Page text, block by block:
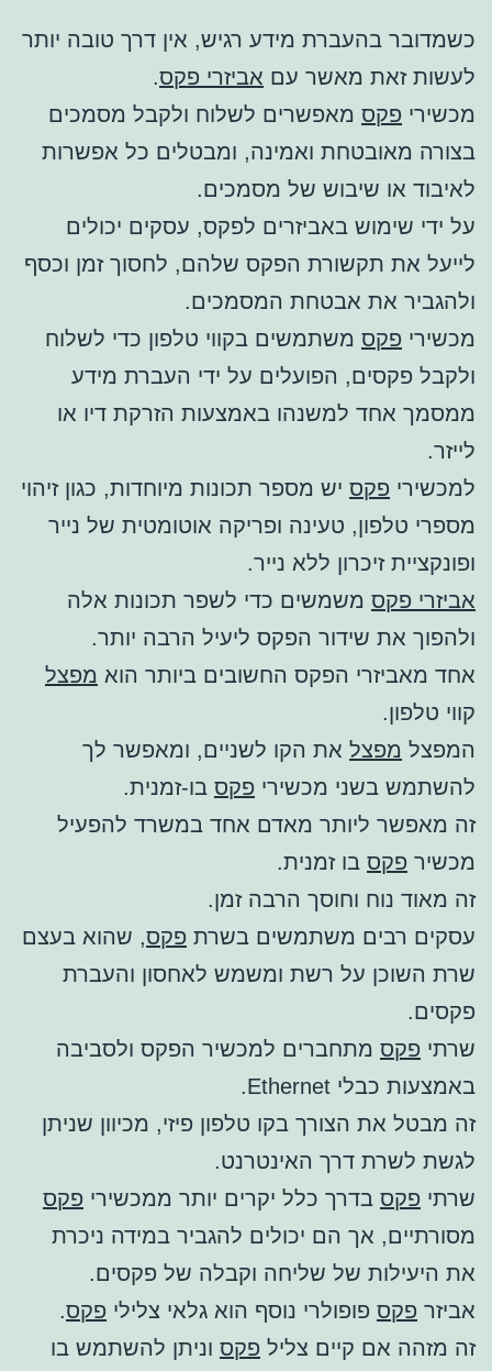
כשמדובר בהעברת מידע רגיש, אין דרך טובה יותר
לעשות זאת מאשר עם אביזרי פקס.
מכשירי פקס מאפשרים לשלוח ולקבל מסמכים
בצורה מאובטחת ואמינה, ומבטלים כל אפשרות
לאיבוד או שיבוש של מסמכים.
על ידי שימוש באביזרים לפקס, עסקים יכולים
לייעל את תקשורת הפקס שלהם, לחסוך זמן וכסף
ולהגביר את אבטחת המסמכים.
מכשירי פקס משתמשים בקווי טלפון כדי לשלוח
ולקבל פקסים, הפועלים על ידי העברת מידע
ממסמך אחד למשנהו באמצעות הזרקת דיו או
לייזר.
למכשירי פקס יש מספר תכונות מיוחדות, כגון זיהוי
מספרי טלפון, טעינה ופריקה אוטומטית של נייר
ופונקציית זיכרון ללא נייר.
אביזרי פקס משמשים כדי לשפר תכונות אלה
ולהפוך את שידור הפקס ליעיל הרבה יותר.
אחד מאביזרי הפקס החשובים ביותר הוא מפצל
קווי טלפון.
המפצל מפצל את הקו לשניים, ומאפשר לך
להשתמש בשני מכשירי פקס בו-זמנית.
זה מאפשר ליותר מאדם אחד במשרד להפעיל
מכשיר פקס בו זמנית.
זה מאוד נוח וחוסך הרבה זמן.
עסקים רבים משתמשים בשרת פקס, שהוא בעצם
שרת השוכן על רשת ומשמש לאחסון והעברת
פקסים.
שרתי פקס מתחברים למכשיר הפקס ולסביבה
באמצעות כבלי Ethernet.
זה מבטל את הצורך בקו טלפון פיזי, מכיוון שניתן
לגשת לשרת דרך האינטרנט.
שרתי פקס בדרך כלל יקרים יותר ממכשירי פקס
מסורתיים, אך הם יכולים להגביר במידה ניכרת
את היעילות של שליחה וקבלה של פקסים.
אביזר פקס פופולרי נוסף הוא גלאי צלילי פקס.
זה מזהה אם קיים צליל פקס וניתן להשתמש בו